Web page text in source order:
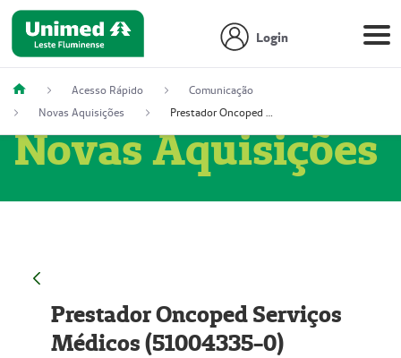
Login
Acesso Rápido
Comunicação
Novas Aquisições
Prestador Oncoped Serviços Médicos (51004335-0)
Novas Aquisições
Prestador Oncoped Serviços
Médicos (51004335-0)